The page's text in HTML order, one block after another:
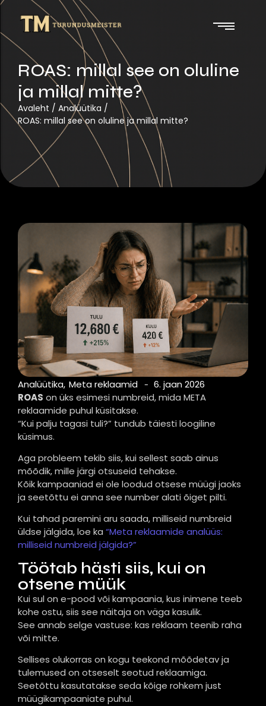
ROAS: millal see on oluline
ja millal mitte?
Avaleht / Analüütika /
ROAS: millal see on oluline ja millal mitte?
Analüütika, Meta reklaamid - 6. jaan 2026
ROAS on üks esimesi numbreid, mida META
reklaamide puhul küsitakse.
“Kui palju tagasi tuli?” tundub täiesti loogiline
küsimus.
Aga probleem tekib siis, kui sellest saab ainus
mõõdik, mille järgi otsuseid tehakse.
Kõik kampaaniad ei ole loodud otsese müügi jaoks
ja seetõttu ei anna see number alati õiget pilti.
Kui tahad paremini aru saada, milliseid numbreid
üldse jälgida, loe ka “Meta reklaamide analüüs:
milliseid numbreid jälgida?”
Töötab hästi siis, kui on
otsene müük
Kui sul on e-pood või kampaania, kus inimene teeb
kohe ostu, siis see näitaja on väga kasulik.
See annab selge vastuse: kas reklaam teenib raha
või mitte.
Sellises olukorras on kogu teekond mõõdetav ja
tulemused on otseselt seotud reklaamiga.
Seetõttu kasutatakse seda kõige rohkem just
müügikampaaniate puhul.